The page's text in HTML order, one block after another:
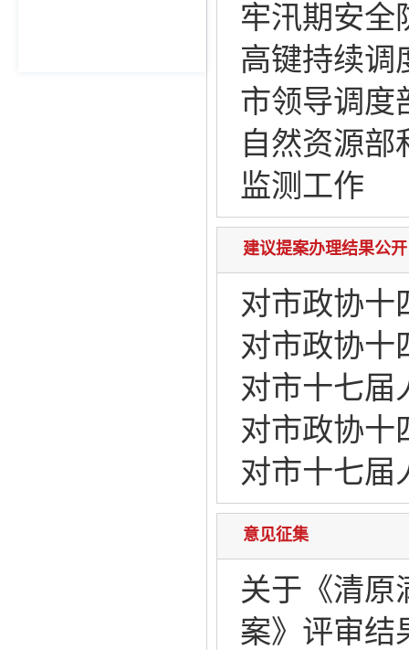
牢汛期安全
高键持续调
市领导调度
自然资源部
监测工作
建议提案办理结果公开
对市政协十
对市政协十
对市十七届
对市政协十
对市十七届
意见征集
关于《清原
案》评审结